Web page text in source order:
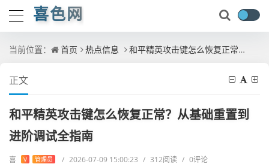
喜色网
当前位置： 首页 热点信息 和平精英攻击键怎么恢复正常？从基础重置到进阶调试全指南
正文
和平精英攻击键怎么恢复正常？从基础重置到
进阶调试全指南
喜 V 管理员 / 2026-07-09 15:00:23 / 312阅读 / 0评论